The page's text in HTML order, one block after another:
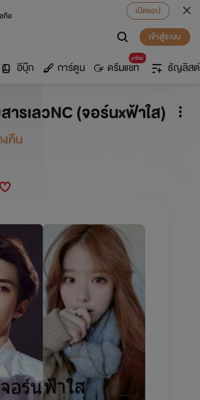
ถือ
เปิดแอป
เข้าสู่ระบบ
อีบุ๊ก การ์ตูน
มาใหม่
ดรีมแชท ธัญลิสต์
ารเลวNC (จอร์นxฟ้าใส)
คืน